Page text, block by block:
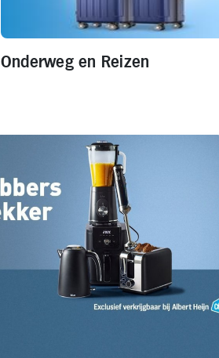
Onderweg en Reizen